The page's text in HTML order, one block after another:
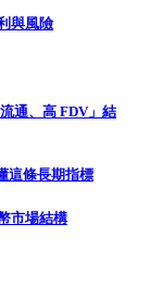
與風險
通、高 FDV」結
這條長期指標
市場結構